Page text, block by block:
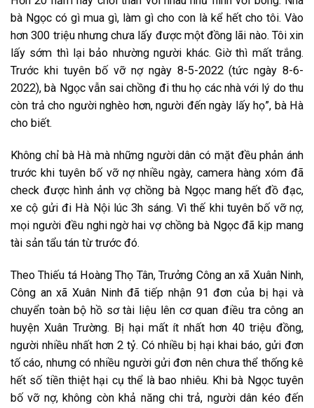
bà Ngọc có gì mua gì, làm gì cho con là kể hết cho tôi. Vào
hơn 300 triệu nhưng chưa lấy được một đồng lãi nào. Tôi xin
lấy sớm thì lại bảo nhường người khác. Giờ thì mất trắng.
Trước khi tuyên bố vỡ nợ ngày 8-5-2022 (tức ngày 8-6-
2022), bà Ngọc vẫn sai chồng đi thu họ các nhà với lý do thu
còn trả cho người nghèo hơn, người đến ngày lấy họ”, bà Hà
cho biết.
Không chỉ bà Hà mà những người dân có mặt đều phản ánh
trước khi tuyên bố vỡ nợ nhiều ngày, camera hàng xóm đã
check được hình ảnh vợ chồng bà Ngọc mang hết đồ đạc,
xe cộ gửi đi Hà Nội lúc 3h sáng. Vì thế khi tuyên bố vỡ nợ,
mọi người đều nghi ngờ hai vợ chồng bà Ngọc đã kịp mang
tài sản tẩu tán từ trước đó.
Theo Thiếu tá Hoàng Thọ Tân, Trưởng Công an xã Xuân Ninh,
Công an xã Xuân Ninh đã tiếp nhận 91 đơn của bị hại và
chuyển toàn bộ hồ sơ tài liệu lên cơ quan điều tra công an
huyện Xuân Trường. Bị hại mất ít nhất hơn 40 triệu đồng,
người nhiều nhất hơn 2 tỷ. Có nhiều bị hại khai báo, gửi đơn
tố cáo, nhưng có nhiều người gửi đơn nên chưa thể thống kê
hết số tiền thiệt hại cụ thể là bao nhiêu. Khi bà Ngọc tuyên
bố vỡ nợ, không còn khả năng chi trả, người dân kéo đến